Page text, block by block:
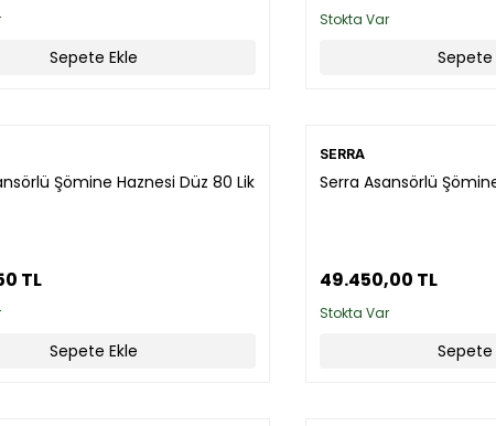
Sepete Ekle
Stokta Var
Sepete
Şömine Haznesi Düz 80 Lik
TL
Sepete Ekle
SERRA
Serra Asansörlü
49.450,00 TL
Stokta Var
Sepete